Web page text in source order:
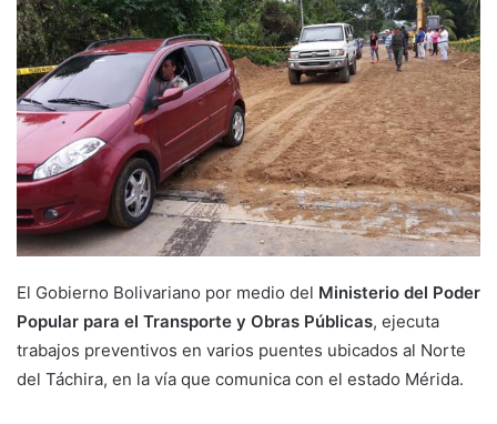
El Gobierno Bolivariano por medio del Ministerio del Poder
Popular para el Transporte y Obras Públicas, ejecuta
trabajos preventivos en varios puentes ubicados al Norte
del Táchira, en la vía que comunica con el estado Mérida.